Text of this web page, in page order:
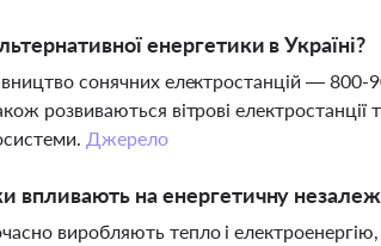
енергетики в Україні?
сонячних електростанцій —
розвиваються вітрові електростанції
Джерело
впливають на енергетичну
виробляють тепло і